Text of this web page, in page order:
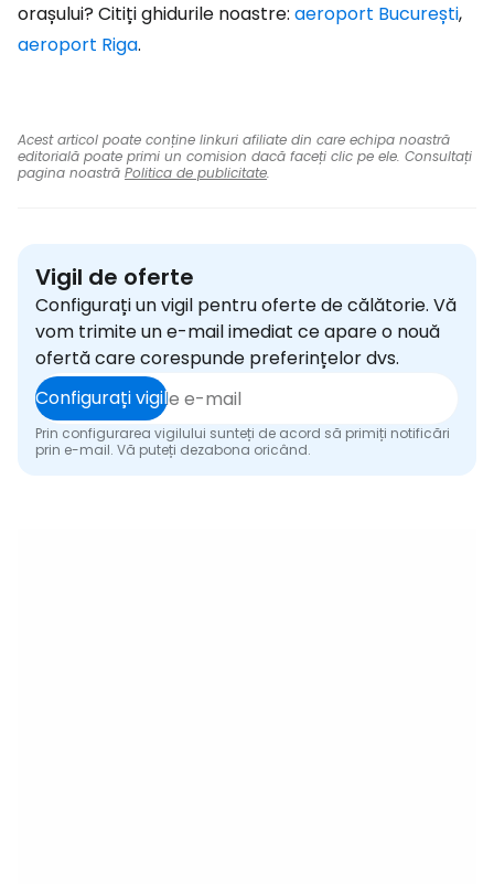
orașului? Citiți ghidurile noastre: aeroport București,
aeroport Riga.
Acest articol poate conține linkuri afiliate din care echipa noastră
editorială poate primi un comision dacă faceți clic pe ele. Consultați
pagina noastră Politica de publicitate.
Vigil de oferte
Configurați un vigil pentru oferte de călătorie. Vă
vom trimite un e-mail imediat ce apare o nouă
ofertă care corespunde preferințelor dvs.
Configurați vigil
Prin configurarea vigilului sunteți de acord să primiți notificări
prin e-mail. Vă puteți dezabona oricând.